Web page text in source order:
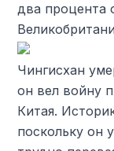
два процента
Чингисхан
он вел войну
Китая.
поскольку он